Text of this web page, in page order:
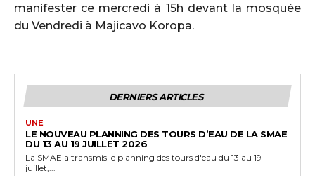
manifester ce mercredi à 15h devant la mosquée
du Vendredi à Majicavo Koropa.
DERNIERS ARTICLES
UNE
LE NOUVEAU PLANNING DES TOURS D’EAU DE LA SMAE
DU 13 AU 19 JUILLET 2026
La SMAE a transmis le planning des tours d'eau du 13 au 19
juillet,...